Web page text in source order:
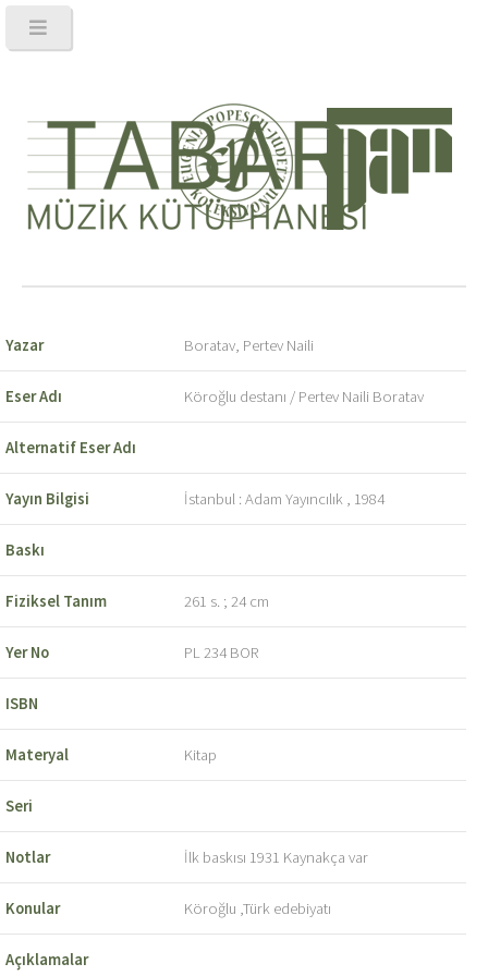
Yazar Boratav, Pertev Naili
Eser Adı Köroğlu destanı / Pertev Naili Boratav
Alternatif Eser Adı
Yayın Bilgisi İstanbul : Adam Yayıncılık , 1984
Baskı
Fiziksel Tanım 261 s. ; 24 cm
Yer No PL 234 BOR
ISBN
Materyal Kitap
Seri
Notlar İlk baskısı 1931 Kaynakça var
Konular Köroğlu ,Türk edebiyatı
Açıklamalar